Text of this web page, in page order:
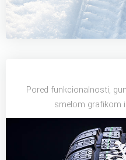
Pored funkcionalnosti,
smelom grafikom